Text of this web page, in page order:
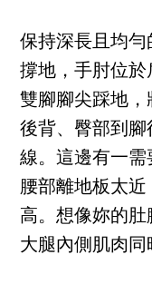
保持深長且均
撐地，手肘位於
雙腳腳尖踩地，
後背、臀部到腳
線。這邊有一
腰部離地板太
高。想像妳的
大腿內側肌肉同